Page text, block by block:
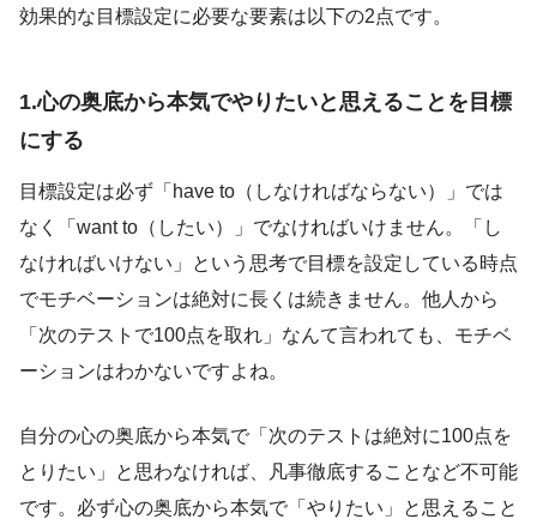
効果的な目標設定に必要な要素は以下の2点です。
1.心の奥底から本気でやりたいと思えることを目標
にする
目標設定は必ず「have to（しなければならない）」では
なく「want to（したい）」でなければいけません。「し
なければいけない」という思考で目標を設定している時点
でモチベーションは絶対に長くは続きません。他人から
「次のテストで100点を取れ」なんて言われても、モチベ
ーションはわかないですよね。
自分の心の奥底から本気で「次のテストは絶対に100点を
とりたい」と思わなければ、凡事徹底することなど不可能
です。必ず心の奥底から本気で「やりたい」と思えること